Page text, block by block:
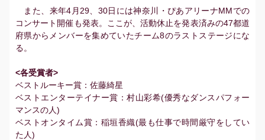
また、来年4月29、30日には神奈川・ぴあアリーナMMでの
コンサート開催も発表。ここが、活動休止を発表済みの47都道
府県からメンバーを集めていたチーム8のラストステージにな
る。
<各受賞者>
ベストルーキー賞：佐藤綺星
ベストエンターテイナー賞：村山彩希(優秀なダンスパフォー
マンスの人)
ベストオンタイム賞：稲垣香織(最も仕事で時間厳守をしてい
た人)